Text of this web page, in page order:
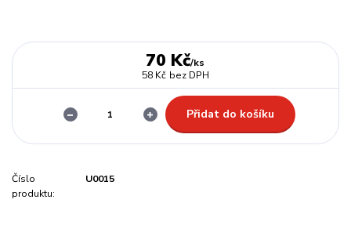
70 Kč/ks
58 Kč bez DPH
Přidat do košíku
Číslo
produktu:
U0015